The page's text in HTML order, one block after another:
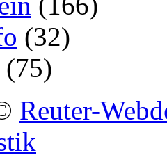
(32)
(75)
Reuter-